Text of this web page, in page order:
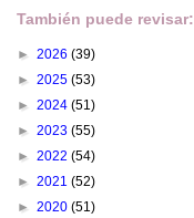
También puede revisar:
► 2026 (39)
► 2025 (53)
► 2024 (51)
► 2023 (55)
► 2022 (54)
► 2021 (52)
► 2020 (51)